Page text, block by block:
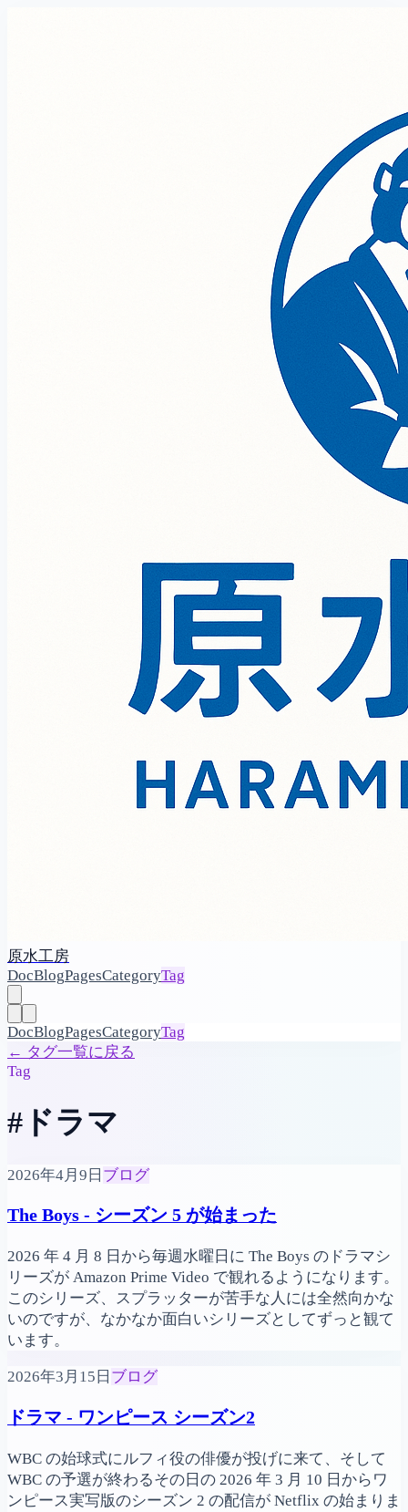
原水工房
DocBlogPagesCategoryTag
DocBlogPagesCategoryTag
← タグ一覧に戻る
Tag
#ドラマ
2026年4月9日 ブログ
The Boys - シーズン 5 が始まった
2026 年 4 月 8 日から毎週水曜日に The Boys のドラマシ
リーズが Amazon Prime Video で観れるようになります。
このシリーズ、スプラッターが苦手な人には全然向かな
いのですが、なかなか面白いシリーズとしてずっと観て
います。
2026年3月15日 ブログ
ドラマ - ワンピース シーズン2
WBC の始球式にルフィ役の俳優が投げに来て、そして
WBC の予選が終わるその日の 2026 年 3 月 10 日からワ
ンピース実写版のシーズン 2 の配信が Netflix の始まりま